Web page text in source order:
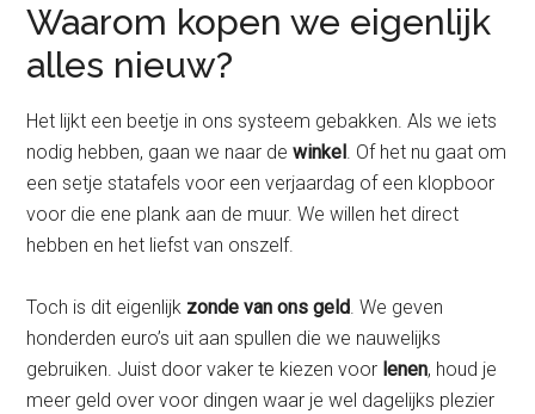
Waarom kopen we eigenlijk
alles nieuw?
Het lijkt een beetje in ons systeem gebakken. Als we iets
nodig hebben, gaan we naar dewinkel. Of het nu gaat om
een setje statafels voor een verjaardag of een klopboor
voor die ene plank aan de muur. We willen het direct
hebben en het liefst van onszelf.
Toch is dit eigenlijk zonde van ons geld. We geven
honderden euro’s uit aan spullen die we nauwelijks
gebruiken. Juist door vaker te kiezen voor lenen, houd je
meer geld over voor dingen waar je wel dagelijks plezier